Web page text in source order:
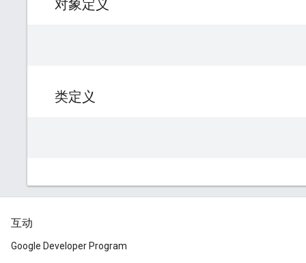
互动
Google Developer Program